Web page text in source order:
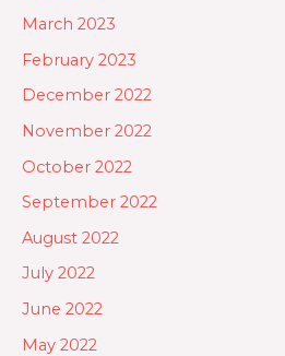
March 2023
February 2023
December 2022
November 2022
October 2022
September 2022
August 2022
July 2022
June 2022
May 2022